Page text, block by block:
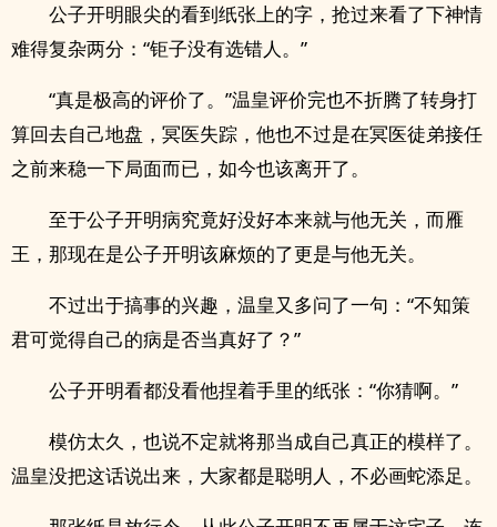
公子开明眼尖的看到纸张上的字，抢过来看了下神情
难得复杂两分：“钜子没有选错人。”
“真是极高的评价了。”温皇评价完也不折腾了转身打
算回去自己地盘，冥医失踪，他也不过是在冥医徒弟接任
之前来稳一下局面而已，如今也该离开了。
至于公子开明病究竟好没好本来就与他无关，而雁
王，那现在是公子开明该麻烦的了更是与他无关。
不过出于搞事的兴趣，温皇又多问了一句：“不知策
君可觉得自己的病是否当真好了？”
公子开明看都没看他捏着手里的纸张：“你猜啊。”
模仿太久，也说不定就将那当成自己真正的模样了。
温皇没把这话说出来，大家都是聪明人，不必画蛇添足。